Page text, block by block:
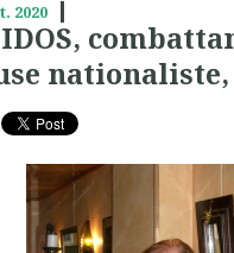
2020
nationaliste,